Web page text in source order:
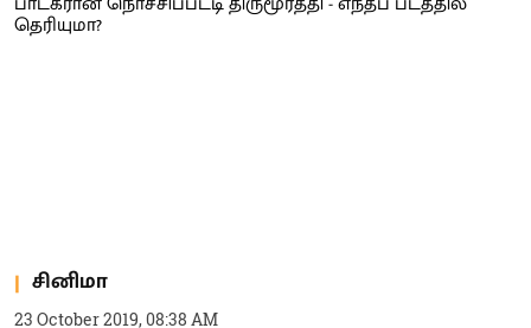
சினிமா
23 October 2019, 08:38 AM